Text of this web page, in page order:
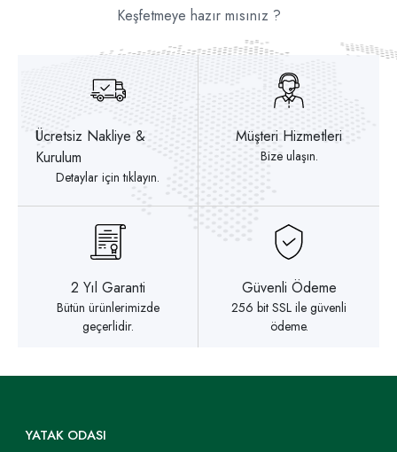
Keşfetmeye hazır mısınız ?
Ücretsiz Nakliye &
Kurulum
Detaylar için tıklayın.
Müşteri Hizmetleri
Bize ulaşın.
2 Yıl Garanti
Bütün ürünlerimizde
geçerlidir.
Güvenli Ödeme
256 bit SSL ile güvenli
ödeme.
YATAK ODASI